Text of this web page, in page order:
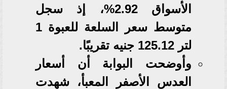
الأسواق 2.92%، إذ سجل
متوسط سعر السلعة للعبوة 1
لتر 125.12 جنيه تقريبًا.
وأوضحت البوابة أن أسعار
العدس الأصفر المعبأ، شهدت